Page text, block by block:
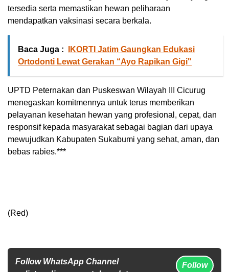
tersedia serta memastikan hewan peliharaan
mendapatkan vaksinasi secara berkala.
Baca Juga :
IKORTI Jatim Gaungkan Edukasi
Ortodonti Lewat Gerakan “Ayo Rapikan Gigi"
UPTD Peternakan dan Puskeswan Wilayah III Cicurug
menegaskan komitmennya untuk terus memberikan
pelayanan kesehatan hewan yang profesional, cepat, dan
responsif kepada masyarakat sebagai bagian dari upaya
mewujudkan Kabupaten Sukabumi yang sehat, aman, dan
bebas rabies.***
(Red)
Follow WhatsApp Channel
Follow